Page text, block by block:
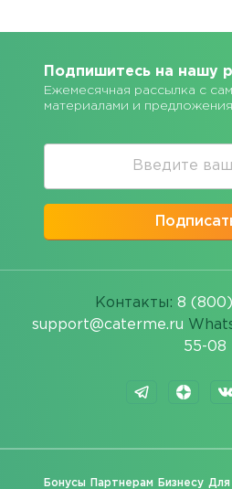
Подпишитесь на нашу
Ежемесячная рассылка с
материалами и
Контакты: 8
support@caterme.ru
55-08
Бонусы Партнерам Бизнесу Для